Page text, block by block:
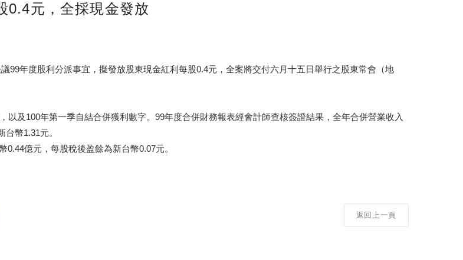
0.4元，全採現金發放
99年度股利分派事宜，擬發放股東現金紅利每股0.4元，全案將交付六月十五日舉行之股東常會（地
及100年第一季自結合併獲利數字。99年度合併財務報表經會計師查核簽證結果，全年合併營業收入
幣1.31元。
億元，每股稅後盈餘為新台幣0.07元。
返回上一頁